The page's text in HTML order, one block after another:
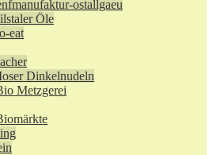
ostallgaeu
Öle
eat
Dinkelnudeln
Metzgerei